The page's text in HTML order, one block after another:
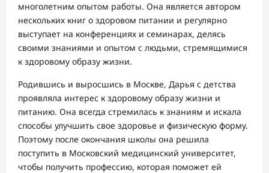
многолетним опытом работы. Она является автором
нескольких книг о здоровом питании и регулярно
выступает на конференциях и семинарах, делясь
своими знаниями и опытом с людьми, стремящимися
к здоровому образу жизни.
Родившись и выросшись в Москве, Дарья с детства
проявляла интерес к здоровому образу жизни и
питанию. Она всегда стремилась к знаниям и искала
способы улучшить свое здоровье и физическую форму.
Поэтому после окончания школы она решила
поступить в Московский медицинский университет,
чтобы получить профессию, которая поможет ей